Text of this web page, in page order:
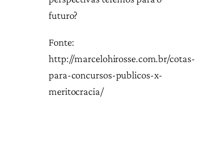
futuro?
Fonte:
http://marcelohirosse.com.br/cotas-
para-concursos-publicos-x-
meritocracia/